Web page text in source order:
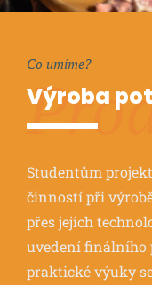
Co umíme?
Výroba
Studentům
činností při
přes jejich
uvedení finálního
praktické výuky